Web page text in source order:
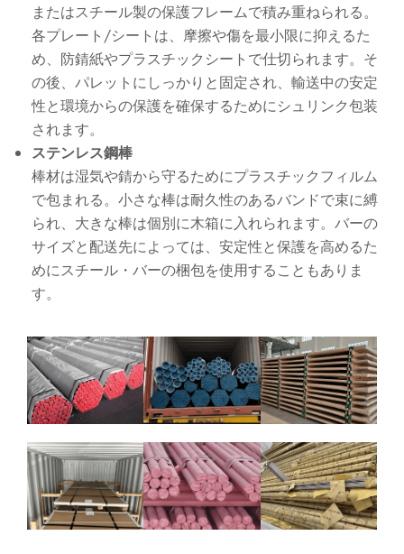
またはスチール製の保護フレームで積み重ねられる。
各プレート/シートは、摩擦や傷を最小限に抑えるた
め、防錆紙やプラスチックシートで仕切られます。そ
の後、パレットにしっかりと固定され、輸送中の安定
性と環境からの保護を確保するためにシュリンク包装
されます。
ステンレス鋼棒
棒材は湿気や錆から守るためにプラスチックフィルム
で包まれる。小さな棒は耐久性のあるバンドで束に縛
られ、大きな棒は個別に木箱に入れられます。バーの
サイズと配送先によっては、安定性と保護を高めるた
めにスチール・バーの梱包を使用することもありま
す。